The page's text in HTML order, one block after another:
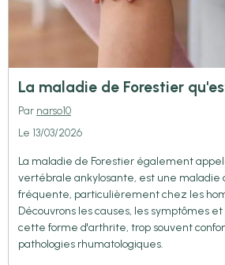
La maladie de Forestier
Par narso10
Le 13/03/2026
La maladie de Forestier également
vertébrale ankylosante, est une
fréquente, particulièrement chez les
Découvrons les causes, les symptômes
cette forme d'arthrite, trop souvent
pathologies rhumatologiques.